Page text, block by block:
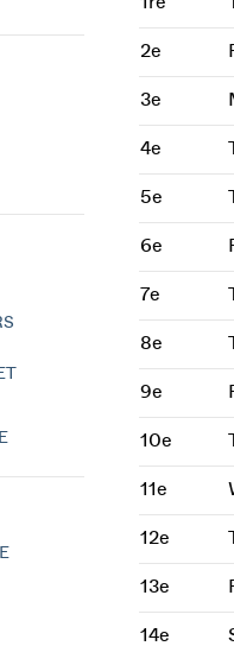
2e
3e
4e
5e
6e
7e
8e
9e
10e
11e
12e
13e
14e